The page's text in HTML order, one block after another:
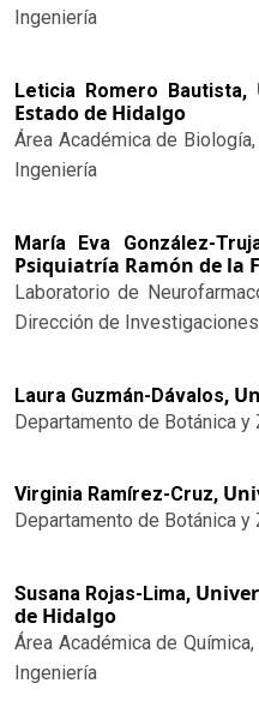
Ingeniería
Leticia Romero Bautista,
Estado de Hidalgo
Área Académica de
Ingeniería
María Eva González-
Psiquiatría Ramón de la
Laboratorio de
Dirección de
Laura Guzmán-Dávalos,
Departamento de Botánica y
Virginia Ramírez-Cruz,
Departamento de Botánica y
Susana Rojas-Lima,
de Hidalgo
Área Académica de
Ingeniería